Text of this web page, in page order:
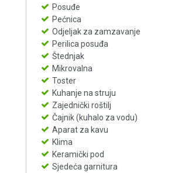
Posuđe
Pećnica
Odjeljak za zamzavanje
Perilica posuđa
Štednjak
Mikrovalna
Toster
Kuhanje na struju
Zajednički roštilj
Čajnik (kuhalo za vodu)
Aparat za kavu
Klima
Keramički pod
Sjedeća garnitura